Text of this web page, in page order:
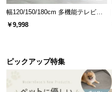
幅120/150/180cm 多機能テレビボ
ード 木目/石目調 オープン収納・
引き出し収納付き
￥9,998
ピックアップ特集